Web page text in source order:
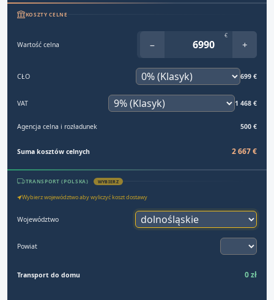
KOSZTY CELNE
Wartość celna −
€
+
CŁO 699 €
VAT 1 468 €
Agencja celna i rozładunek 500 €
Suma kosztów celnych 2 667 €
TRANSPORT (POLSKA) WYBIERZ
Wybierz województwo aby wyliczyć koszt dostawy
Województwo
Powiat
Transport do domu 0 zł